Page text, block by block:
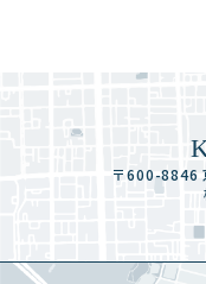
〒600-8846